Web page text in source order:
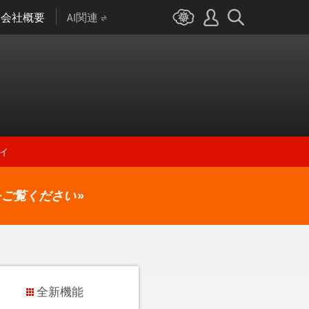
会社概要 AI関連
覧ください»
全新機能